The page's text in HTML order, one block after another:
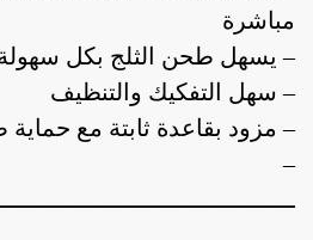
مباشرة
– يسهل طحن الثلج بكل
– سهل التفكيك والتنظيف
– مزود بقاعدة ثابتة مع حماية
–